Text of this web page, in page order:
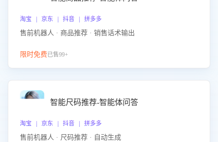
淘宝 | 京东 | 抖音 | 拼多多
售前机器人 · 商品推荐 · 销售话术输出
限时免费已售99+
智能尺码推荐-智能体问答
淘宝 | 京东 | 抖音 | 拼多多
售前机器人 · 尺码推荐 · 自动生成